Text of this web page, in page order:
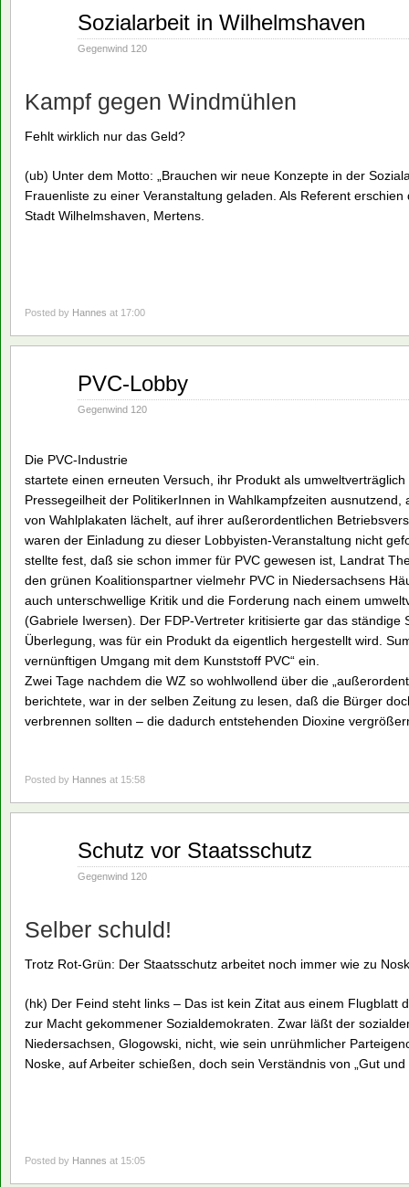
Sozialarbeit in Wilhelmshaven
Gegenwind 120
Kampf gegen Windmühlen
Fehlt wirklich nur das Geld?
(ub) Unter dem Motto: „Brauchen wir neue Konzepte in der
Frauenliste zu einer Veranstaltung geladen. Als Referent
Stadt Wilhelmshaven, Mertens.
Posted by Hannes at 17:00
PVC-Lobby
Gegenwind 120
Die PVC-Industrie
startete einen erneuten Versuch, ihr Produkt als
Pressegeilheit der PolitikerInnen in Wahlkampfzeiten
von Wahlplakaten lächelt, auf ihrer außerordentlichen
waren der Einladung zu dieser Lobbyisten-Veranstaltung nicht
stellte fest, daß sie schon immer für PVC gewesen ist, Landrat
den grünen Koalitionspartner vielmehr PVC in Niedersachsens
auch unterschwellige Kritik und die Forderung nach einem
(Gabriele Iwersen). Der FDP-Vertreter kritisierte gar das ständige
Überlegung, was für ein Produkt da eigentlich hergestellt wird.
vernünftigen Umgang mit dem Kunststoff PVC“ ein.
Zwei Tage nachdem die WZ so wohlwollend über die
berichtete, war in der selben Zeitung zu lesen, daß die Bürger
verbrennen sollten – die dadurch entstehenden Dioxine
Posted by Hannes at 15:58
Schutz vor Staatsschutz
Gegenwind 120
Selber schuld!
Trotz Rot-Grün: Der Staatsschutz arbeitet noch immer wie zu
(hk) Der Feind steht links – Das ist kein Zitat aus einem Flugblatt
zur Macht gekommener Sozialdemokraten. Zwar läßt der
Niedersachsen, Glogowski, nicht, wie sein unrühmlicher
Noske, auf Arbeiter schießen, doch sein Verständnis von „Gut
Posted by Hannes at 15:05